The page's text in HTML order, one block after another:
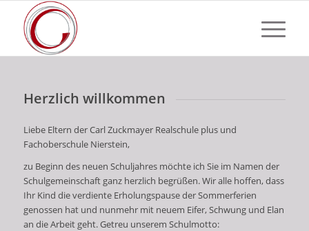
Herzlich willkommen
Liebe Eltern der Carl Zuckmayer Realschule plus und
Fachoberschule Nierstein,
zu Beginn des neuen Schuljahres möchte ich Sie im Namen der
Schulgemeinschaft ganz herzlich begrüßen. Wir alle hoffen, dass
Ihr Kind die verdiente Erholungspause der Sommerferien
genossen hat und nunmehr mit neuem Eifer, Schwung und Elan
an die Arbeit geht. Getreu unserem Schulmotto: